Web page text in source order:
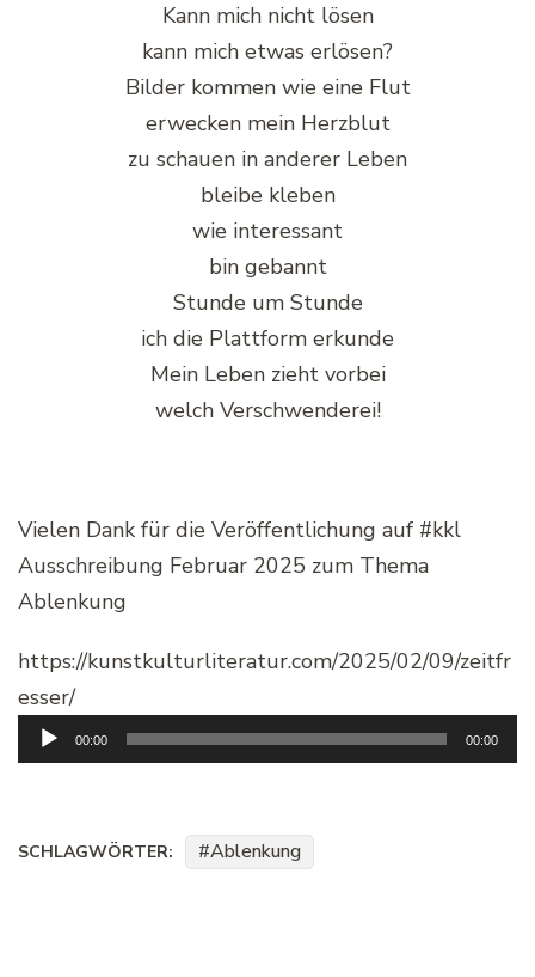
Kann mich nicht lösen
kann mich etwas erlösen?
Bilder kommen wie eine Flut
erwecken mein Herzblut
zu schauen in anderer Leben
bleibe kleben
wie interessant
bin gebannt
Stunde um Stunde
ich die Plattform erkunde
Mein Leben zieht vorbei
welch Verschwenderei!
Vielen Dank für die Veröffentlichung auf #kkl
Ausschreibung Februar 2025 zum Thema
Ablenkung
https://kunstkulturliteratur.com/2025/02/09/zeitfr
esser/
Audio-
Player
00:00 00:00
SCHLAGWÖRTER: Ablenkung